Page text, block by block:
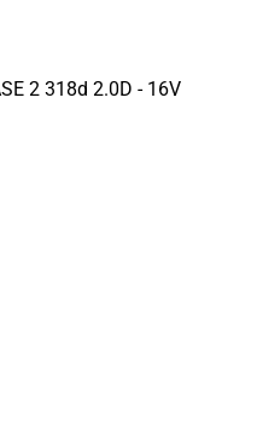
2 318d 2.0D - 16V